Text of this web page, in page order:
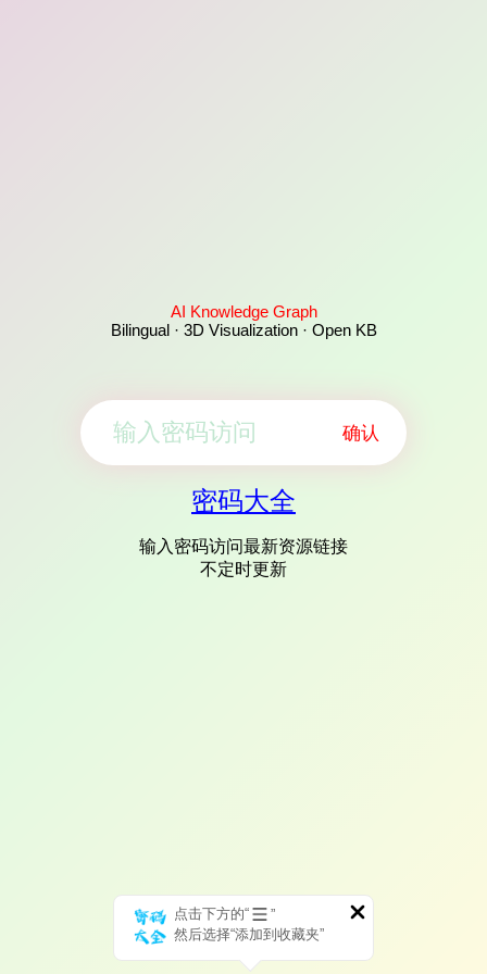
AI Knowledge Graph
Bilingual · 3D Visualization · Open KB
确认
密码大全
输入密码访问最新资源链接
不定时更新
点击下方的“
”
然后选择“添加到收藏夹”